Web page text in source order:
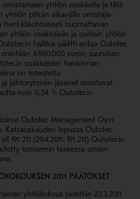
omistamaan yhtiön osakkeita ja tätä
yhtiön pitkän aikavälin omistaja-
henkilökohtaisesti huomattavan
yhtiön osakkeisiin ja osittain yhtiön
hallitus päätti antaa Outotec
4.980.000 euron suuruisen
osakkeiden hankinnan
on toteutettu
ja johtoryhmän jäsenet omistavat
noin 0,34 % Outotecin
Outotec Management Oy:n
Katsauskauden lopussa Outotec
191 211 (29.4.2011: 191 211) Outotecin
konsernin taseessa omien
2011 PÄÄTÖKSET
yhtiökokous pidettiin 22.3.2011